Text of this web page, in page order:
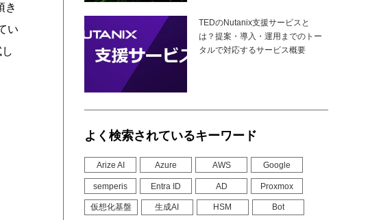
き
い
TEDのNutanix支援サービスと
は？提案・導入・運用までのトー
タルで対応するサービス概要
よく検索されているキーワード
Arize AI Azure AWS Google
semperis Entra ID AD Proxmox
仮想化基盤 生成AI HSM Bot